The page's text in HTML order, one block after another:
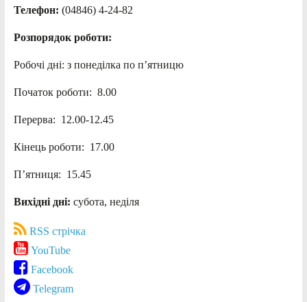
Телефон: (04846) 4-24-82
Розпорядок роботи:
Робочі дні: з понеділка по п’ятницю
Початок роботи: 8.00
Перерва: 12.00-12.45
Кінець роботи: 17.00
П’ятниця: 15.45
Вихідні дні: субота, неділя
RSS стрічка
YouTube
Facebook
Telegram